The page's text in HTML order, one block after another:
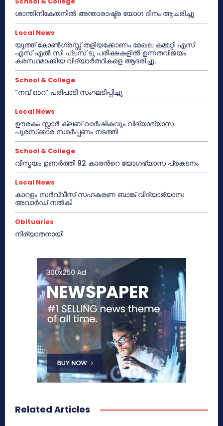
ശാന്തിനികേതനിൽ അന്താരാഷ്ട്ര യോഗ ദിനം ആചരിച്ചു
Local News
യൂത്ത് കോൺഗ്രസ്സ് തളിയക്കോണം മേഖല കമ്മറ്റി എസ്
എസ് എൽ സി പ്ലസ് ടു പരീക്ഷകളിൽ ഉന്നതവിജയം
കരസ്ഥമാക്കിയ വിദ്യാർത്ഥികളെ ആദരിച്ചു.
School & College
“നവ് ഓറ” പരിപാടി സംഘടിപ്പിച്ചു
Local News
ഊരകം സ്റ്റാർ ക്ലബ് വാർഷികവും വിദ്യാഭ്യാസ
പുരസ്‌ക്കാര സമർപ്പണം നടത്തി
School & College
വിസ്മയം ഉണർത്തി 92 കാരൻറെ യോഗഭ്യാസ പ്രകടനം
Local News
കാറളം സർവ്വീസ് സഹകരണ ബാങ്ക് വിദ്യാഭ്യാസ
അവാർഡ് നൽകി
Obituaries
നിര്യാതനായി
Related Articles